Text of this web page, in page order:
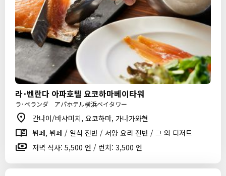
라･벤란다 아파호텔 요코하마베이타워
ラ･ベランダ アパホテル横浜ベイタワー
간나이/바샤미치, 요코하마, 가나가와현
뷔페, 뷔페 / 일식 전반 / 서양 요리 전반 / 그 외 디저트
저녁 식사: 5,500 엔 / 런치: 3,500 엔